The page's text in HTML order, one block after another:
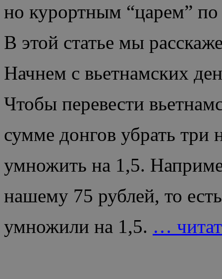
но курортным “царем” по
В этой статье мы
Начнем с вьетнамских
Чтобы перевести
сумме донгов убрать
умножить на 1,5.
нашему 75 рублей, то
умножили на 1,5. …